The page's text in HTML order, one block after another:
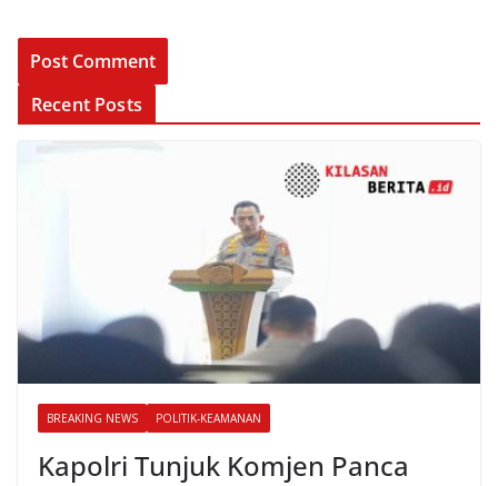
Recent Posts
BREAKING NEWS POLITIK-KEAMANAN
Kapolri Tunjuk Komjen Panca